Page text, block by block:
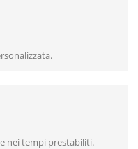
nei tempi prestabiliti.